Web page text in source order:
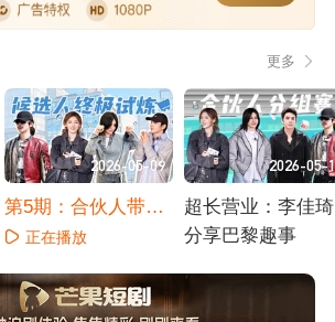
更多
2026-05-09
第5期：合伙人带队
终极试炼
正在播放
2026-05-
超长营业：李佳琦
分享巴黎趣事